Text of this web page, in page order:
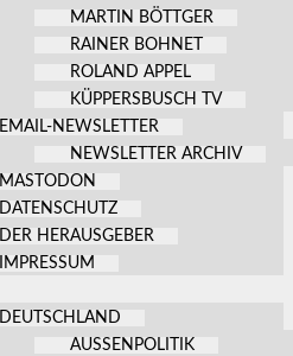
MARTIN BÖTTGER
RAINER BOHNET
ROLAND APPEL
KÜPPERSBUSCH TV
EMAIL-NEWSLETTER
NEWSLETTER ARCHIV
MASTODON
DATENSCHUTZ
DER HERAUSGEBER
IMPRESSUM
DEUTSCHLAND
AUSSENPOLITIK